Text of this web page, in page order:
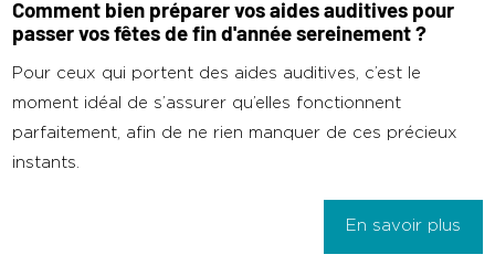
Comment bien préparer vos aides auditives pour
passer vos fêtes de fin d'année sereinement ?
Pour ceux qui portent des aides auditives, c’est le
moment idéal de s’assurer qu’elles fonctionnent
parfaitement, afin de ne rien manquer de ces précieux
instants.
En savoir plus